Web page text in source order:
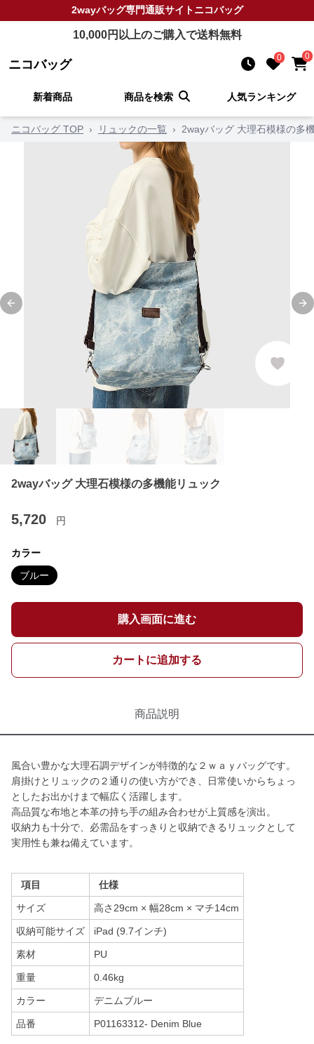
2wayバッグ専門通販サイトニコバッグ
10,000円以上のご購入で送料無料
ニコバッグ 0 0
新着商品 商品を検索 人気ランキング
ニコバッグ TOP › リュックの一覧 › 2wayバッグ 大理石模様の多
Previous slide
2wayバッグ 大理石模様の多機能リュック
5,720 円
カラー
ブルー
購入画面に進む
カートに追加する
商品説明
風合い豊かな大理石調デザインが特徴的な２ｗａｙバッグです。
肩掛けとリュックの２通りの使い方ができ、日常使いからちょっ
としたお出かけまで幅広く活躍します。
高品質な布地と本革の持ち手の組み合わせが上質感を演出。
収納力も十分で、必需品をすっきりと収納できるリュックとして
実用性も兼ね備えています。
項目 仕様
サイズ 高さ29cm × 幅28cm × マチ14cm
収納可能サイズ iPad (9.7インチ)
素材 PU
重量 0.46kg
カラー デニムブルー
品番 P01163312- Denim Blue